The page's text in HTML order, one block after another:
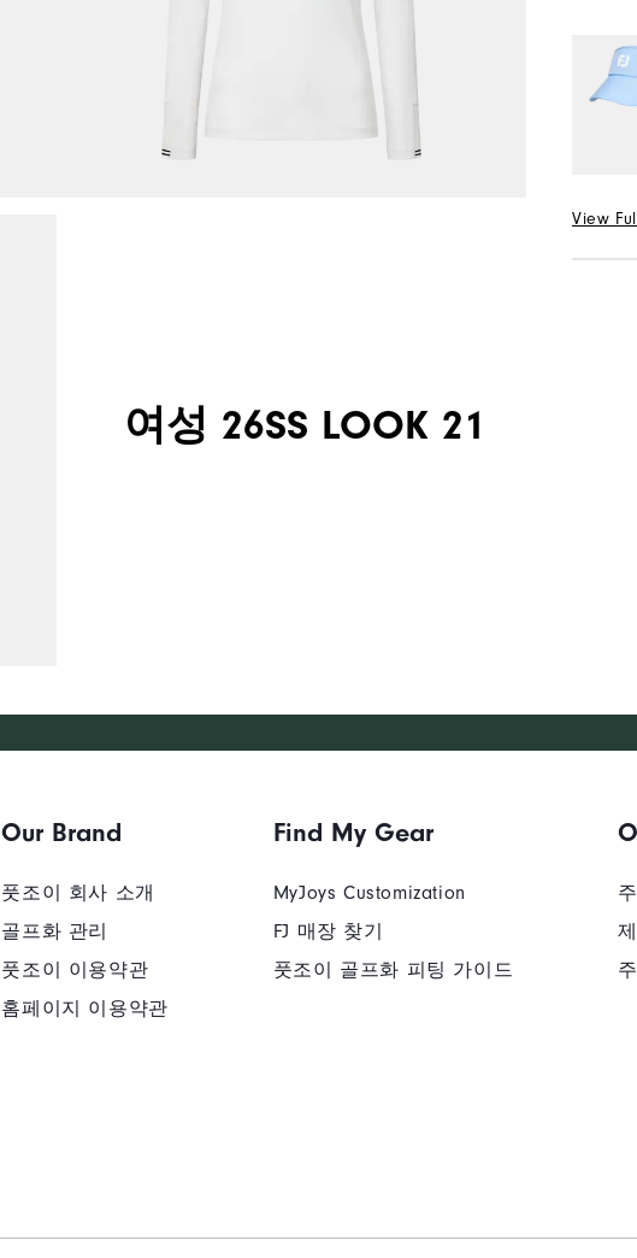
여성 26SS LOOK 21
View
선택
Our Brand
풋조이 회사 소개
골프화 관리
풋조이 이용약관
홈페이지 이용약관
Find My Gear
MyJoys Customization
FJ 매장 찾기
풋조이 골프화 피팅 가이드